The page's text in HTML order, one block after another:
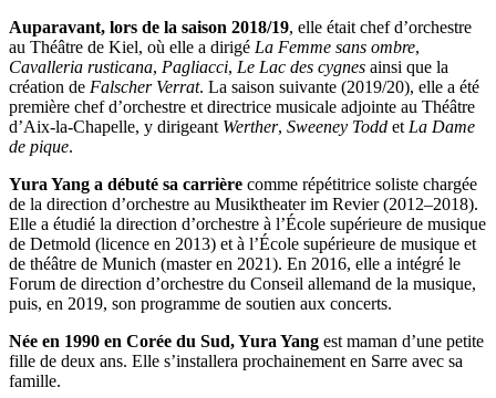
Auparavant, lors de la saison 2018/19, elle était chef d’orchestre
au Théâtre de Kiel, où elle a dirigé La Femme sans ombre,
Cavalleria rusticana, Pagliacci, Le Lac des cygnes ainsi que la
création de Falscher Verrat. La saison suivante (2019/20), elle a été
première chef d’orchestre et directrice musicale adjointe au Théâtre
d’Aix-la-Chapelle, y dirigeant Werther, Sweeney Todd et La Dame
de pique.
Yura Yang a débuté sa carrière comme répétitrice soliste chargée
de la direction d’orchestre au Musiktheater im Revier (2012–2018).
Elle a étudié la direction d’orchestre à l’École supérieure de musique
de Detmold (licence en 2013) et à l’École supérieure de musique et
de théâtre de Munich (master en 2021). En 2016, elle a intégré le
Forum de direction d’orchestre du Conseil allemand de la musique,
puis, en 2019, son programme de soutien aux concerts.
Née en 1990 en Corée du Sud, Yura Yang est maman d’une petite
fille de deux ans. Elle s’installera prochainement en Sarre avec sa
famille.